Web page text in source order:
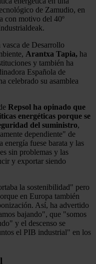
de Zamudio, en
con motivo del 40º
de Desarrollo
Arantxa Tapia, ha
y también ha
Española de
celebrado su asamblea
Repsol ha opinado que
energéticas porque se
del suministro,
dependiente" de
energía fuese barata y las
sin problemas y las
y exportar siendo
la sostenibilidad" pero
en Europa también
Así, ha advertido
bajando", que "somos
y el descenso se
el PIB industrial" en los